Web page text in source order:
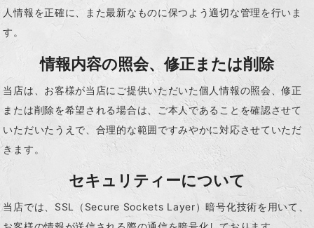
人情報を正確に、また最新なものに保つよう適切な管理を行いま
す。
情報内容の照会、修正または削除
当店は、お客様が当店にご提供いただいた個人情報の照会、修正
または削除を希望される場合は、ご本人であることを確認させて
いただいたうえで、合理的な範囲ですみやかに対応させていただ
きます。
セキュリティーについて
当店では、SSL（Secure Sockets Layer）暗号化技術を用いて、